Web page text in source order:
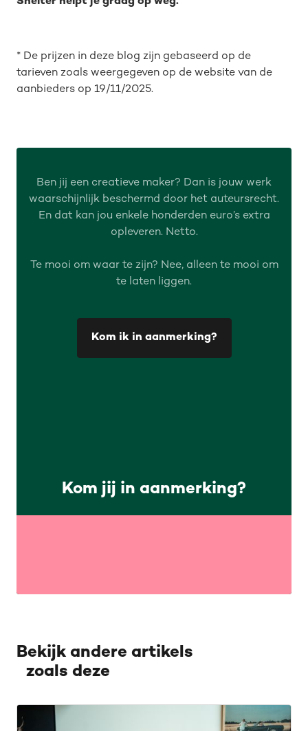
* De prijzen in deze blog zijn gebaseerd op de
tarieven zoals weergegeven op de website van de
aanbieders op 19/11/2025.
Kom jij in aanmerking?
Ben jij een creatieve maker? Dan is jouw werk
waarschijnlijk beschermd door het auteursrecht.
En dat kan jou enkele honderden euro’s extra
opleveren. Netto.
Te mooi om waar te zijn? Nee, alleen te mooi om
te laten liggen.
Kom ik in aanmerking?
Bekijk andere artikels
zoals deze